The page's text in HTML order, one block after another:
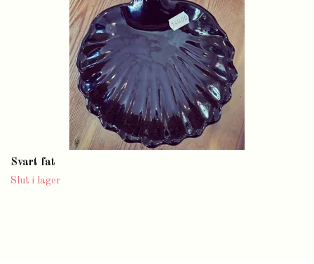
Svart fat
Slut i lager